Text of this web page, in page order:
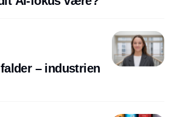
– industrien